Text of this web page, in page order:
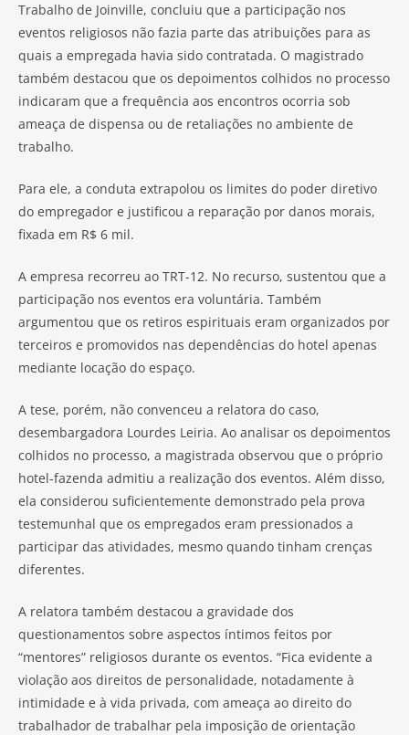
Trabalho de Joinville, concluiu que a participação nos
eventos religiosos não fazia parte das atribuições para as
quais a empregada havia sido contratada. O magistrado
também destacou que os depoimentos colhidos no processo
indicaram que a frequência aos encontros ocorria sob
ameaça de dispensa ou de retaliações no ambiente de
trabalho.
Para ele, a conduta extrapolou os limites do poder diretivo
do empregador e justificou a reparação por danos morais,
fixada em R$ 6 mil.
A empresa recorreu ao TRT-12. No recurso, sustentou que a
participação nos eventos era voluntária. Também
argumentou que os retiros espirituais eram organizados por
terceiros e promovidos nas dependências do hotel apenas
mediante locação do espaço.
A tese, porém, não convenceu a relatora do caso,
desembargadora Lourdes Leiria. Ao analisar os depoimentos
colhidos no processo, a magistrada observou que o próprio
hotel-fazenda admitiu a realização dos eventos. Além disso,
ela considerou suficientemente demonstrado pela prova
testemunhal que os empregados eram pressionados a
participar das atividades, mesmo quando tinham crenças
diferentes.
A relatora também destacou a gravidade dos
questionamentos sobre aspectos íntimos feitos por
“mentores” religiosos durante os eventos. “Fica evidente a
violação aos direitos de personalidade, notadamente à
intimidade e à vida privada, com ameaça ao direito do
trabalhador de trabalhar pela imposição de orientação